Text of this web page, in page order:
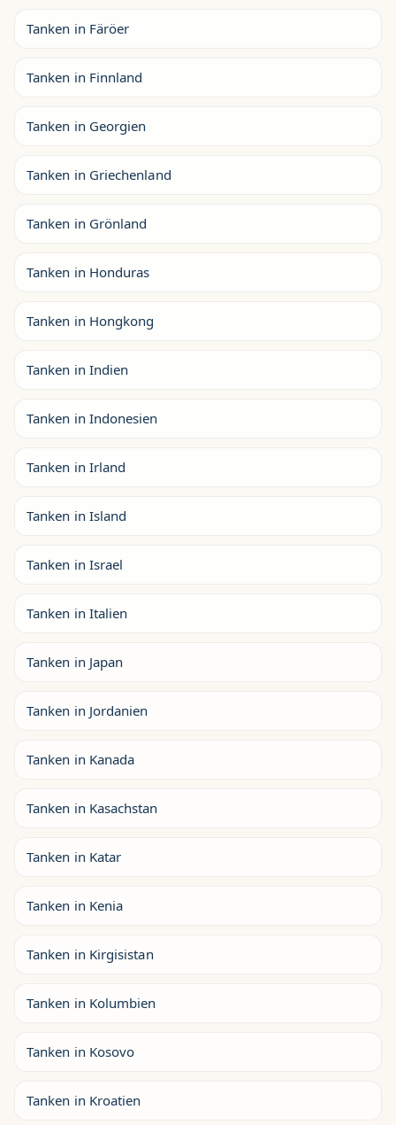
Tanken in Färöer
Tanken in Finnland
Tanken in Georgien
Tanken in Griechenland
Tanken in Grönland
Tanken in Honduras
Tanken in Hongkong
Tanken in Indien
Tanken in Indonesien
Tanken in Irland
Tanken in Island
Tanken in Israel
Tanken in Italien
Tanken in Japan
Tanken in Jordanien
Tanken in Kanada
Tanken in Kasachstan
Tanken in Katar
Tanken in Kenia
Tanken in Kirgisistan
Tanken in Kolumbien
Tanken in Kosovo
Tanken in Kroatien